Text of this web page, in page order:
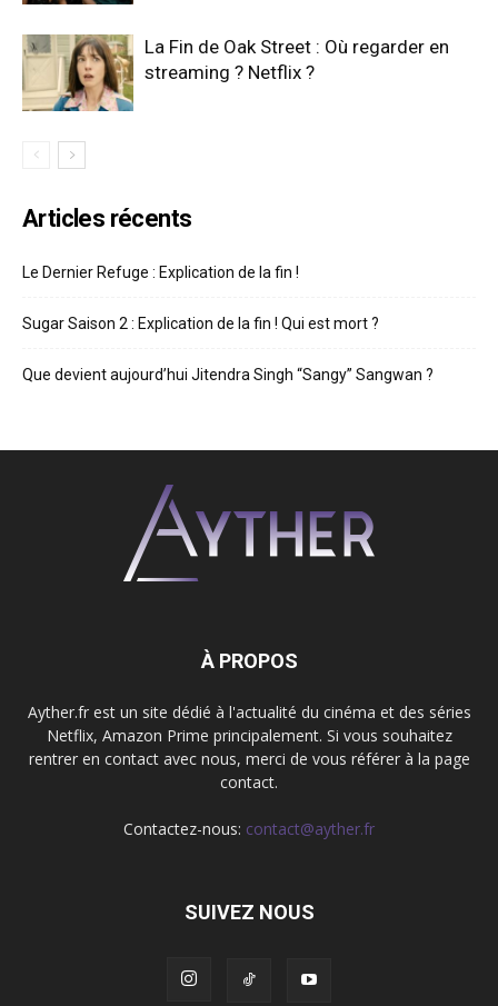
La Fin de Oak Street : Où regarder en
streaming ? Netflix ?
Articles récents
Le Dernier Refuge : Explication de la fin !
Sugar Saison 2 : Explication de la fin ! Qui est mort ?
Que devient aujourd’hui Jitendra Singh “Sangy” Sangwan ?
À PROPOS
Ayther.fr est un site dédié à l'actualité du cinéma et des séries
Netflix, Amazon Prime principalement. Si vous souhaitez
rentrer en contact avec nous, merci de vous référer à la page
contact.
Contactez-nous: contact@ayther.fr
SUIVEZ NOUS